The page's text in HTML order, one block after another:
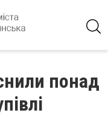
понад